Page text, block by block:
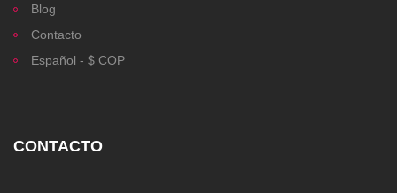
Blog
Contacto
Español - $ COP
CONTACTO